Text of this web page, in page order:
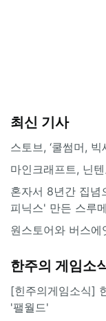
최신 기사
스토브, ‘쿨썸머,
마인크래프트, 닌
혼자서 8년간 집념
피닉스' 만든 스루
원스토어와 버스
한주의 게임소
[힌주의게임소식]
'팰월드'